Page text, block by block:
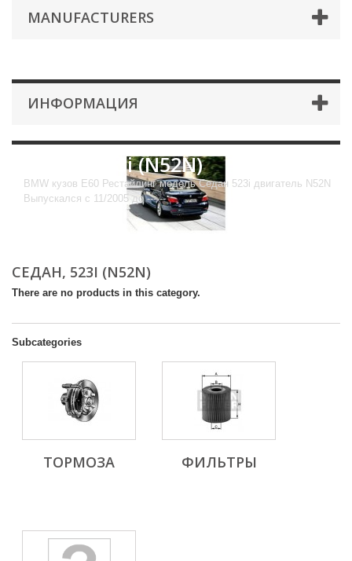
MANUFACTURERS
ИНФОРМАЦИЯ
Седан, 523i (N52N)
BMW кузов E60 Рестайлинг модель Седан 523i двигатель N52N
Выпускался с 11/2005 до ------
СЕДАН, 523I (N52N)
There are no products in this category.
Subcategories
ТОРМОЗА ФИЛЬТРЫ